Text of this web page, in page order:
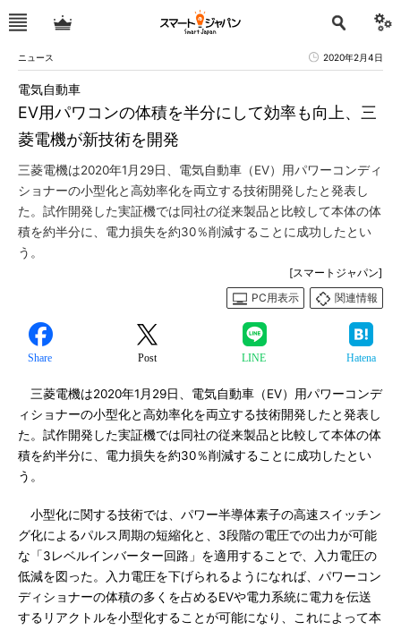
ニュース 2020年2月4日
EV用パワコンの体積を半分にして効率も向上、三
菱電機が新技術を開発
電気自動車
三菱電機は2020年1月29日、電気自動車（EV）用パワーコンディ
ショナーの小型化と高効率化を両立する技術開発したと発表し
た。試作開発した実証機では同社の従来製品と比較して本体の体
積を約半分に、電力損失を約30％削減することに成功したとい
う。
[スマートジャパン]
PC用表示
関連情報
Share Post LINE Hatena
三菱電機は2020年1月29日、電気自動車（EV）用パワーコンデ
ィショナーの小型化と高効率化を両立する技術開発したと発表し
た。試作開発した実証機では同社の従来製品と比較して本体の体
積を約半分に、電力損失を約30％削減することに成功したとい
う。
小型化に関する技術では、パワー半導体素子の高速スイッチン
グ化によるパルス周期の短縮化と、3段階の電圧での出力が可能
な「3レベルインバーター回路」を適用することで、入力電圧の
低減を図った。入力電圧を下げられるようになれば、パワーコン
ディショナーの体積の多くを占めるEVや電力系統に電力を伝送
するリアクトルを小型化することが可能になり、これによって本